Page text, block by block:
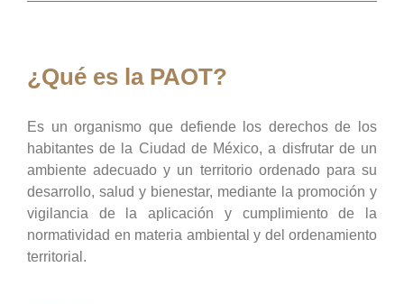
¿Qué es la PAOT?
Es un organismo que defiende los derechos de los
habitantes de la Ciudad de México, a disfrutar de un
ambiente adecuado y un territorio ordenado para su
desarrollo, salud y bienestar, mediante la promoción y
vigilancia de la aplicación y cumplimiento de la
normatividad en materia ambiental y del ordenamiento
territorial.